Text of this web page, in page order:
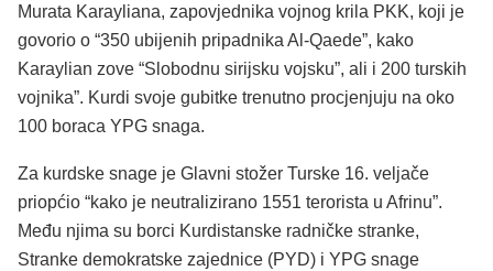
Murata Karayliana, zapovjednika vojnog krila PKK, koji je
govorio o “350 ubijenih pripadnika Al-Qaede”, kako
Karaylian zove “Slobodnu sirijsku vojsku”, ali i 200 turskih
vojnika”. Kurdi svoje gubitke trenutno procjenjuju na oko
100 boraca YPG snaga.
Za kurdske snage je Glavni stožer Turske 16. veljače
priopćio “kako je neutralizirano 1551 terorista u Afrinu”.
Među njima su borci Kurdistanske radničke stranke,
Stranke demokratske zajednice (PYD) i YPG snage